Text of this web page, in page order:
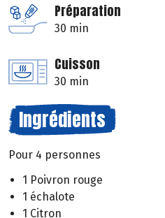
Préparation
30 min
Cuisson
30 min
Ingrédients
Pour 4 personnes
1 Poivron rouge
1 échalote
1 Citron